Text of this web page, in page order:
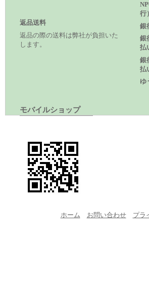
返品送料
返品の際の送料は弊社が負担いた
します。
行）
銀
銀
払
銀
払
ゆ
モバイルショップ
ホーム お問い合わせ プラ